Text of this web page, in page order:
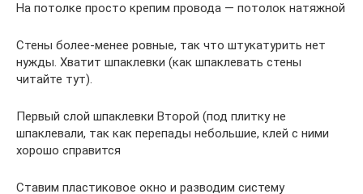
На потолке просто крепим провода — потолок натяжной
Стены более-менее ровные, так что штукатурить нет
нужды. Хватит шпаклевки (как шпаклевать стены
читайте тут).
Первый слой шпаклевки Второй (под плитку не
шпаклевали, так как перепады небольшие, клей с ними
хорошо справится
Ставим пластиковое окно и разводим систему